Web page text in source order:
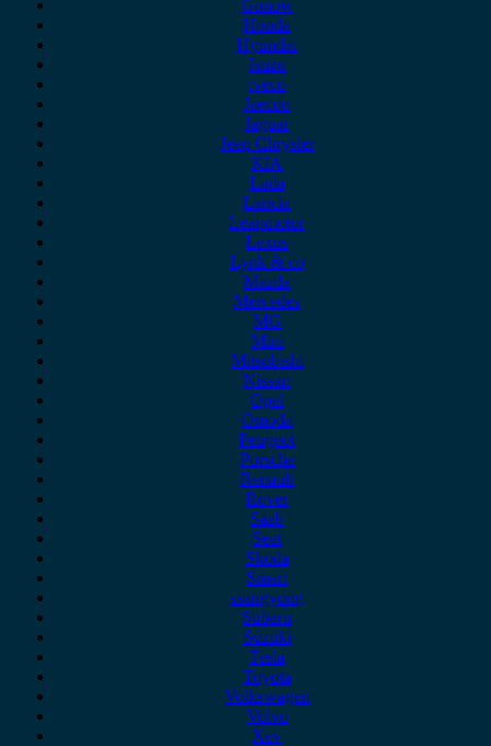
Gonow
Honda
Hyundai
Isuzu
iveco
Jaecoo
Jaguar
Jeep Chrysler
KIA
Lada
Lancia
Leapmotor
Lexus
Lynk & co
Mazda
Mercedes
MG
Mini
Mitsubishi
Nissan
Opel
Omoda
Peugeot
Porsche
Renault
Rover
Saab
Seat
Skoda
Smart
ssangyong
Subaru
Suzuki
Tesla
Toyota
Volkswagen
Volvo
Xev